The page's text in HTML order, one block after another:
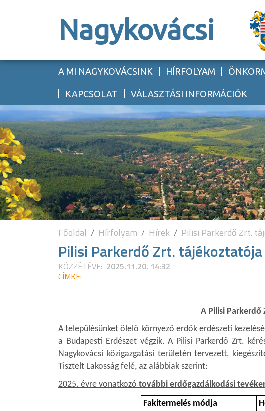
Nagykovácsi
A MI NAGYKOVÁCSINK HÍRFOLYAM
KAPCSOLAT VÁLASZTÁSI INFORMÁCIÓK
Főoldal Hírfolyam Hírek Pilisi Parkerdő Zrt.
Pilisi Parkerdő Zrt.
KÖZZÉTÉVE: 2025.11.20. 14:32
CÍMKE:
A Pilisi Parkerdő
A településünket ölelő környező erdők erdészeti
a Budapesti Erdészet végzik. A Pilisi Parkerdő Zrt.
Nagykovácsi közigazgatási területén tervezett,
Tisztelt Lakosság felé, az alábbiak szerint:
2025. évre vonatkozó további erdőgazdálkodási
Fakitermelés módja